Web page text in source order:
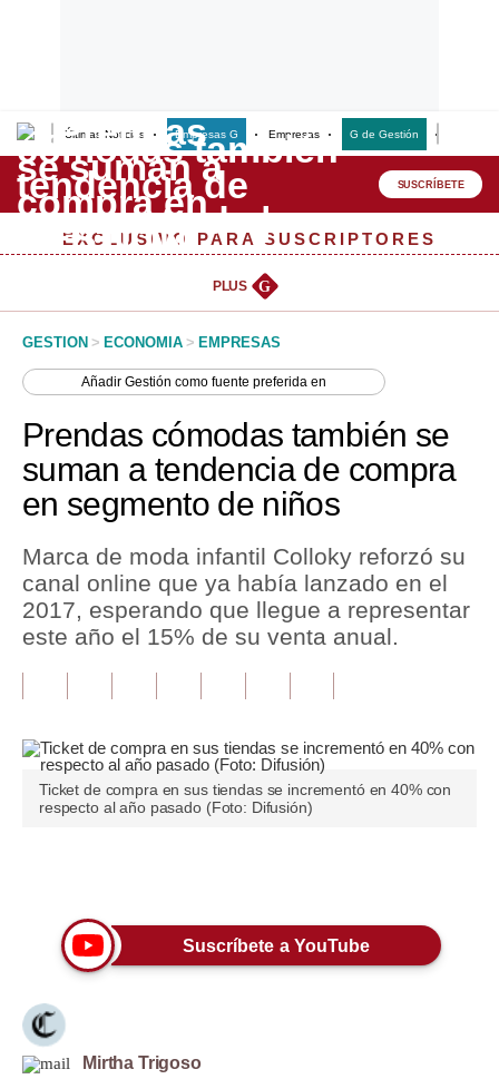
Últimas Noticias Empresas G Empresas G de Gestión
Lo último
Peru Quiosco
Management & Empleo
Perú
Política
Finanzas Personales
Inmobiliarias
Plus G
Editorial
Pregunta de hoy
Lujo
Moda
Estilos
SUSCRÍBETE
EXCLUSIVO PARA SUSCRIPTORES
PLUS G
GESTION > ECONOMIA > EMPRESAS
AñadirGestión como fuente preferida en
Prendas cómodas también se
suman a tendencia de compra
en segmento de niños
Marca de moda infantil Colloky reforzó su
canal online que ya había lanzado en el
2017, esperando que llegue a representar
este año el 15% de su venta anual.
Ticket de compra en sus tiendas se incrementó en 40% con
respecto al año pasado (Foto: Difusión)
Suscríbete a YouTube
Mirtha Trigoso